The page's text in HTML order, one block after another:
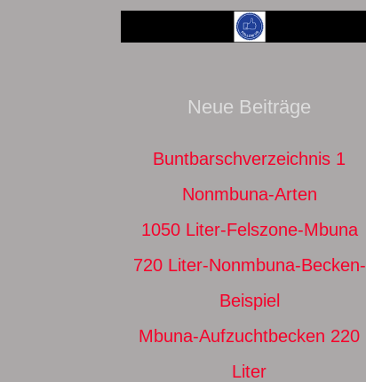
Neue Beiträge
Buntbarschverzeichnis 1
Nonmbuna-Arten
1050 Liter-Felszone-Mbuna
720 Liter-Nonmbuna-Becken-
Beispiel
Mbuna-Aufzuchtbecken 220
Liter